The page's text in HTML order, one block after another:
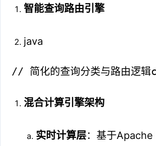
智能查询路由引擎
java
// 简化的查询分类与路
混合计算引擎架构
实时计算层：基于